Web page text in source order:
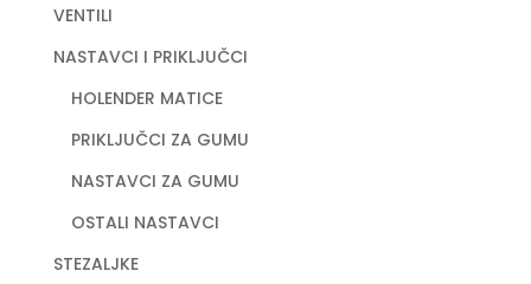
VENTILI
NASTAVCI I PRIKLJUČCI
HOLENDER MATICE
PRIKLJUČCI ZA GUMU
NASTAVCI ZA GUMU
OSTALI NASTAVCI
STEZALJKE